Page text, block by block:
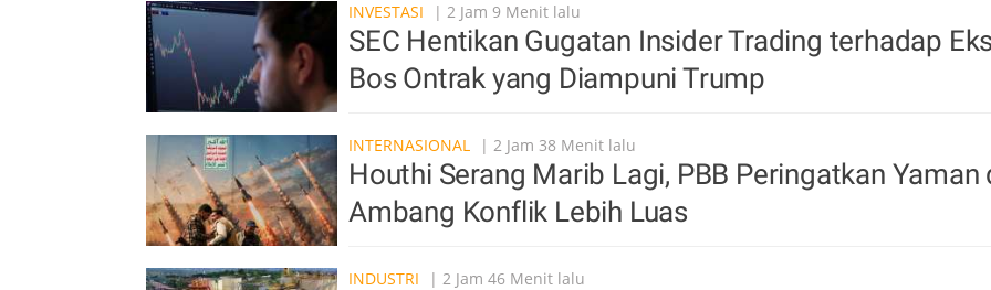
INVESTASI | 2 Jam 9 Menit lalu
SEC Hentikan Gugatan Insider Trading terhadap
Bos Ontrak yang Diampuni Trump
INTERNASIONAL | 2 Jam 38 Menit lalu
Houthi Serang Marib Lagi, PBB Peringatkan Yaman
Ambang Konflik Lebih Luas
INDUSTRI | 2 Jam 46 Menit lalu